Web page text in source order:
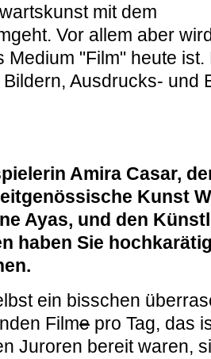
mit dem
Vor allem aber
Medium "Film" heute
Ausdrucks- und
Amira Casar,
Kunst
Ayas, und den
haben Sie
ein bisschen
Filme pro Tag, das
Juroren bereit waren,